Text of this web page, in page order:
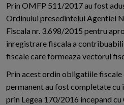
Prin OMFP 511/2017 au fost
Ordinului presedintelui Agentiei
Fiscala nr. 3.698/2015 pentru
inregistrare fiscala a
fiscale care formeaza vectorul
Prin acest ordin obligatiile
permanent au fost completate
prin Legea 170/2016 incepand cu